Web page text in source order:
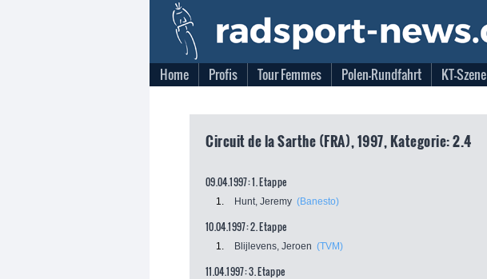
Home Profis Tour Femmes Polen-Rundfahrt KT-Szene
Circuit de la Sarthe (FRA), 1997, Kategorie: 2.4
09.04.1997: 1. Etappe
1. Hunt, Jeremy (Banesto)
10.04.1997: 2. Etappe
1. Blijlevens, Jeroen (TVM)
11.04.1997: 3. Etappe